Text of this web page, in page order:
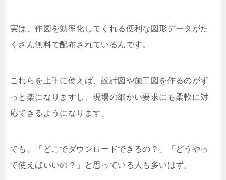
実は、作図を効率化してくれる便利な図形データがた
くさん無料で配布されているんです。
これらを上手に使えば、設計図や施工図を作るのがず
っと楽になりますし、現場の細かい要求にも柔軟に対
応できるようになります。
でも、「どこでダウンロードできるの？」「どうやっ
て使えばいいの？」と思っている人も多いはず。